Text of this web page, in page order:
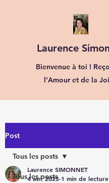
Laurence
Bienvenue à toi !
l'Amour et de la
Post
Tous les posts
Tous les posts
Laurence SIMONNET
4 avr. 2025 1 min de lecture